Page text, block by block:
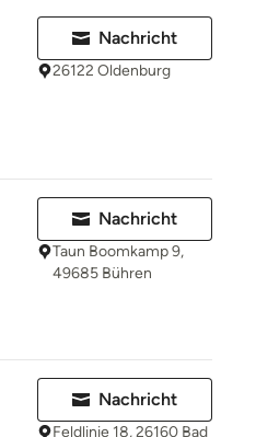
Nachricht
26122 Oldenburg
Nachricht
Taun Boomkamp 9,
49685 Bühren
Nachricht
Feldlinie 18, 26160 Bad